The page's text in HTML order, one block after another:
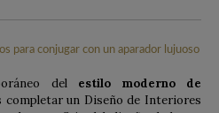
del estilo moderno de
completar un Diseño de Interiores